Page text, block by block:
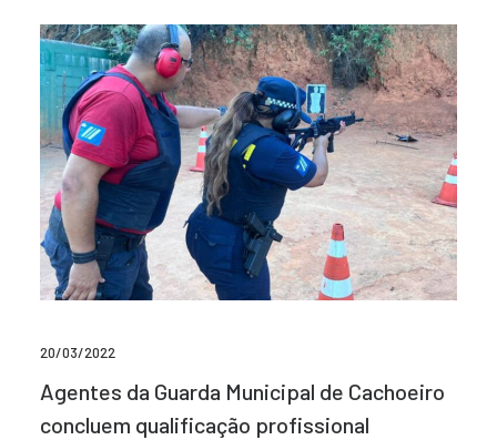
20/03/2022
Agentes da Guarda Municipal de Cachoeiro
concluem qualificação profissional